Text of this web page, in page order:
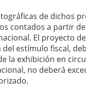
de dichos
contados a partir
El proyecto
estímulo fiscal,
la exhibición en
no deberá